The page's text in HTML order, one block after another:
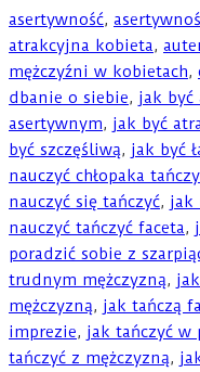
asertywność,
atrakcyjna kobieta,
mężczyźni w kobietach,
dbanie o siebie, jak być
asertywnym, jak być
być szczęśliwą, jak być
nauczyć chłopaka
nauczyć się tańczyć, jak
nauczyć tańczyć faceta,
poradzić sobie z
trudnym mężczyzną,
mężczyzną, jak tańczą
imprezie, jak tańczyć w
tańczyć z mężczyzną,